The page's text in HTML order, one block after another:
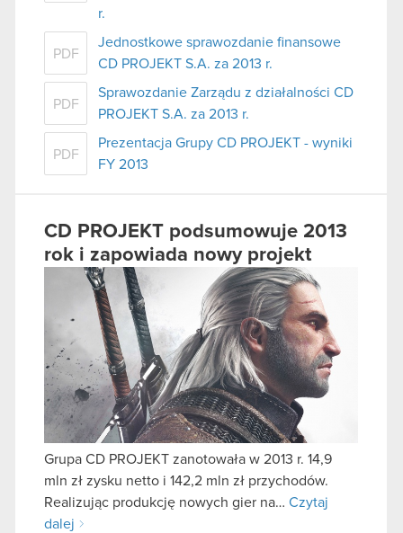
r.
PDF
Jednostkowe sprawozdanie finansowe
CD PROJEKT S.A. za 2013 r.
PDF
Sprawozdanie Zarządu z działalności CD
PROJEKT S.A. za 2013 r.
PDF
Prezentacja Grupy CD PROJEKT - wyniki
FY 2013
CD PROJEKT podsumowuje 2013
rok i zapowiada nowy projekt
Grupa CD PROJEKT zanotowała w 2013 r. 14,9
mln zł zysku netto i 142,2 mln zł przychodów.
Realizując produkcję nowych gier na… Czytaj
dalej